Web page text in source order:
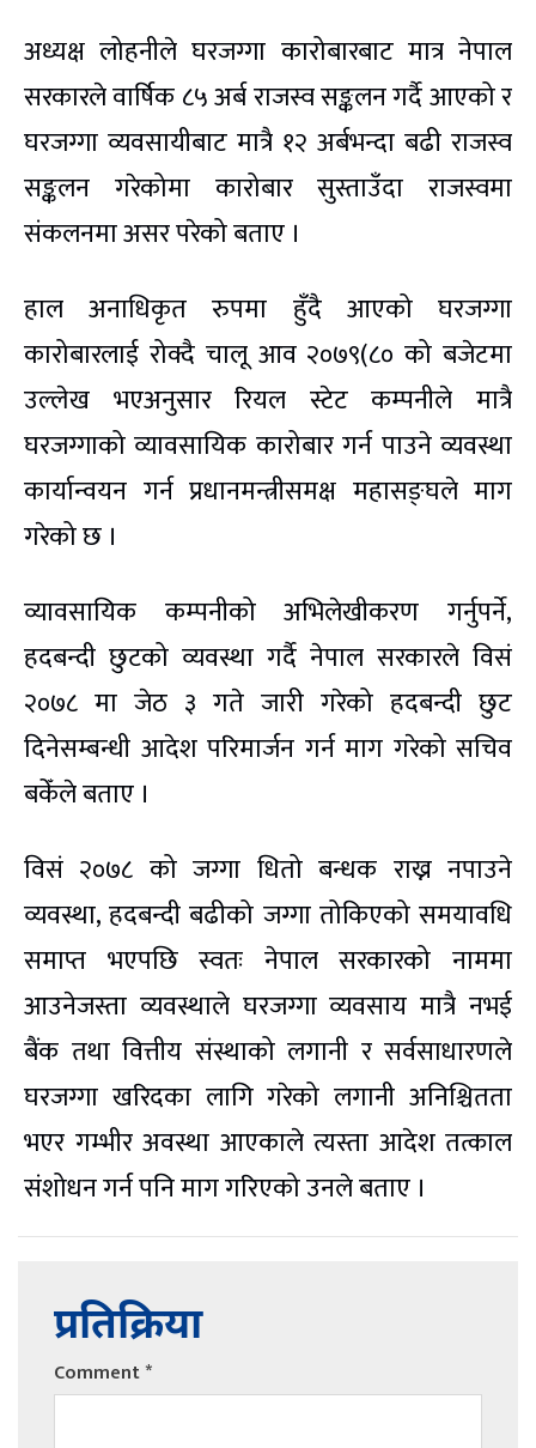
अध्यक्ष लोहनीले घरजग्गा कारोबारबाट मात्र नेपाल
सरकारले वार्षिक ८५ अर्ब राजस्व सङ्कलन गर्दै आएको र
घरजग्गा व्यवसायीबाट मात्रै १२ अर्बभन्दा बढी राजस्व
सङ्कलन गरेकोमा कारोबार सुस्ताउँदा राजस्वमा
संकलनमा असर परेको बताए ।
हाल अनाधिकृत रुपमा हुँदै आएको घरजग्गा
कारोबारलाई रोक्दै चालू आव २०७९(८० को बजेटमा
उल्लेख भएअनुसार रियल स्टेट कम्पनीले मात्रै
घरजग्गाको व्यावसायिक कारोबार गर्न पाउने व्यवस्था
कार्यान्वयन गर्न प्रधानमन्त्रीसमक्ष महासङ्घले माग
गरेको छ ।
व्यावसायिक कम्पनीको अभिलेखीकरण गर्नुपर्ने,
हदबन्दी छुटको व्यवस्था गर्दै नेपाल सरकारले विसं
२०७८ मा जेठ ३ गते जारी गरेको हदबन्दी छुट
दिनेसम्बन्धी आदेश परिमार्जन गर्न माग गरेको सचिव
बकेँले बताए ।
विसं २०७८ को जग्गा धितो बन्धक राख्न नपाउने
व्यवस्था, हदबन्दी बढीको जग्गा तोकिएको समयावधि
समाप्त भएपछि स्वतः नेपाल सरकारको नाममा
आउनेजस्ता व्यवस्थाले घरजग्गा व्यवसाय मात्रै नभई
बैंक तथा वित्तीय संस्थाको लगानी र सर्वसाधारणले
घरजग्गा खरिदका लागि गरेको लगानी अनिश्चितता
भएर गम्भीर अवस्था आएकाले त्यस्ता आदेश तत्काल
संशोधन गर्न पनि माग गरिएको उनले बताए ।
प्रतिक्रिया
Comment*